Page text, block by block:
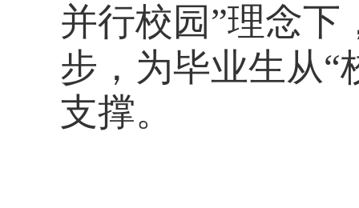
并行校园”理念下
步，为毕业生从“
支撑。